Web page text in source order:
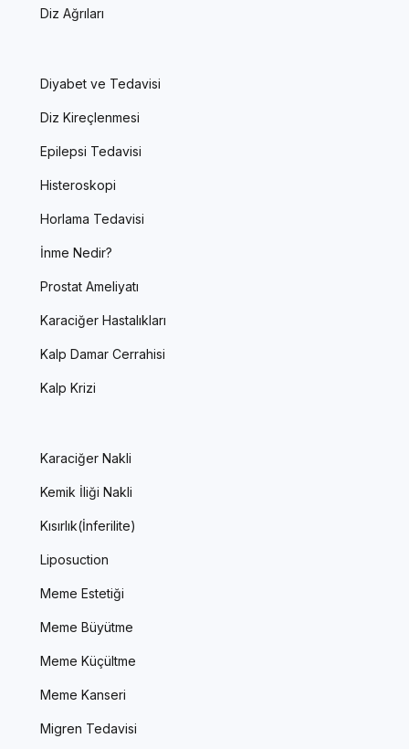
Diz Ağrıları
Diyabet ve Tedavisi
Diz Kireçlenmesi
Epilepsi Tedavisi
Histeroskopi
Horlama Tedavisi
İnme Nedir?
Prostat Ameliyatı
Karaciğer Hastalıkları
Kalp Damar Cerrahisi
Kalp Krizi
Karaciğer Nakli
Kemik İliği Nakli
Kısırlık(İnferilite)
Liposuction
Meme Estetiği
Meme Büyütme
Meme Küçültme
Meme Kanseri
Migren Tedavisi